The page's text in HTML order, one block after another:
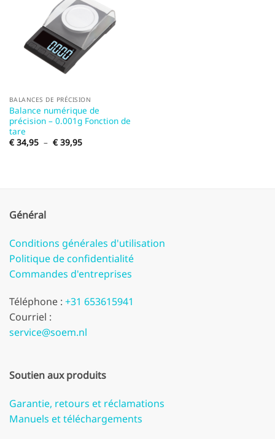
BALANCES DE PRÉCISION
Balance numérique de
précision – 0.001g Fonction de
tare
€34,95 – €39,95Plage
de
Général
Conditions générales d'utilisation
Politique de confidentialité
Commandes d'entreprises
Téléphone : +31 653615941
Courriel :
service@soem.nl
Soutien aux produits
Garantie, retours et réclamations
Manuels et téléchargements